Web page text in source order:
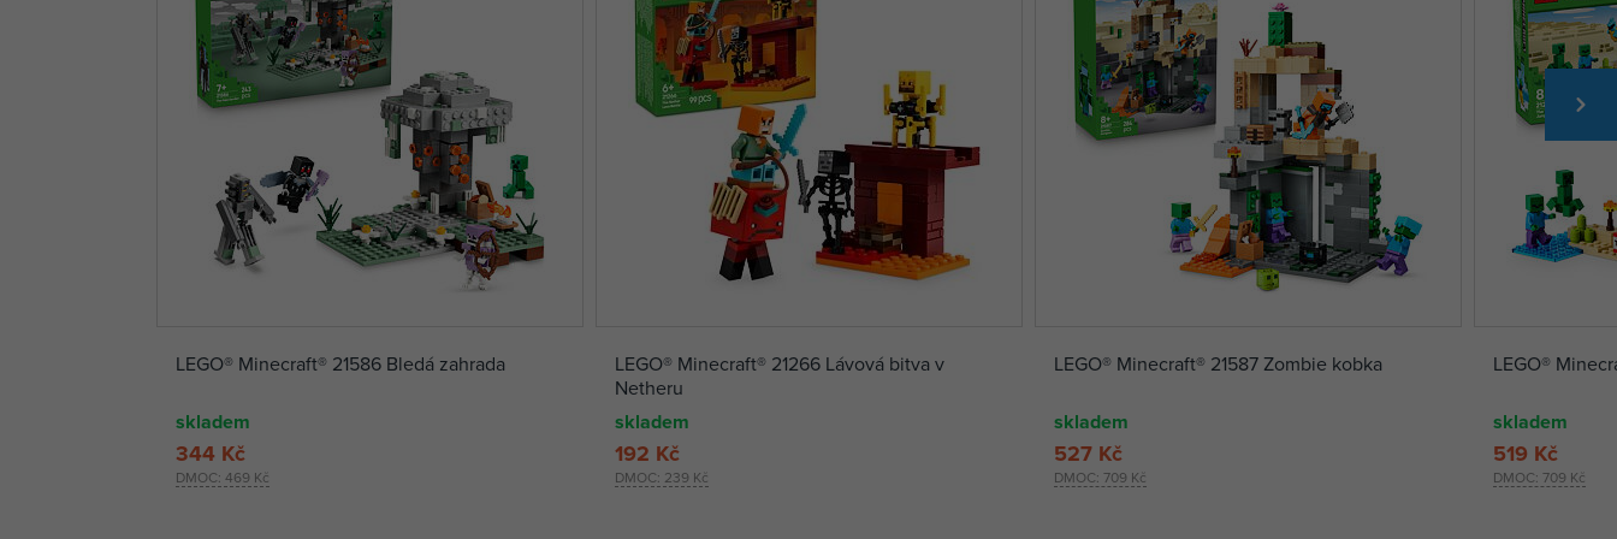
LEGO® Minecraft® 21586 Bledá zahrada
skladem
DMOC: 469 Kč
344 Kč
LEGO® Minecraft® 21266 Lávová bitva v
Netheru
skladem
DMOC: 239 Kč
192 Kč
LEGO® Minecraft® 21587 Zombie kobka
skladem
DMOC: 709 Kč
527 Kč
LEGO®
skladem
DMOC: 709 Kč
519 Kč